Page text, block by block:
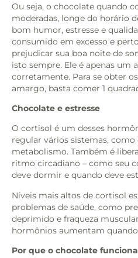
Ou seja, o chocolate quando
moderadas, longe do horário
bom humor, estresse e
consumido em excesso e
prejudicar sua boa noite de
isto sempre. Ele é apenas um
corretamente. Para se obter
amargo, basta comer 1
Chocolate e estresse
O cortisol é um desses
regular vários sistemas, como
metabolismo. Também é
ritmo circadiano – como seu
deve dormir e quando deve
Níveis mais altos de cortisol
problemas de saúde, como
deprimido e fraqueza
hormônios aumentam
Por que o chocolate